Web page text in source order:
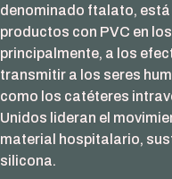
denominado ftalato,
productos con PVC en
principalmente, a los
transmitir a los seres
como los catéteres
Unidos lideran el
material hospitalario,
silicona.